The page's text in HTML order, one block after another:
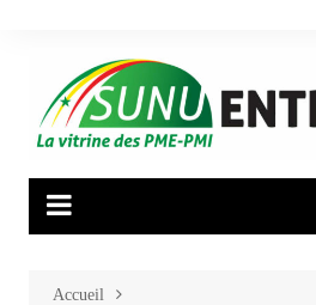
Accueil